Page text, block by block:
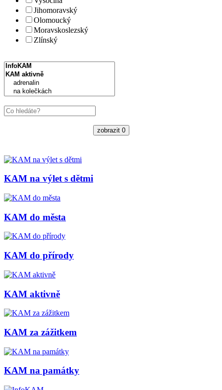
Jihomoravský
Olomoucký
Moravskoslezský
Zlínský
zobrazit 0
KAM na výlet s dětmi
KAM do města
KAM do přírody
KAM aktivně
KAM za zážitkem
KAM na památky